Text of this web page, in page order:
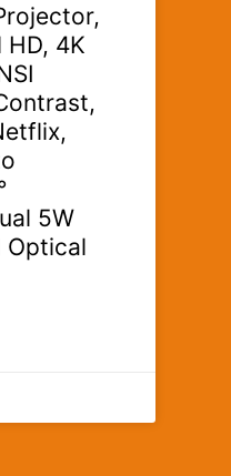
HD, 4K
5W
Optical